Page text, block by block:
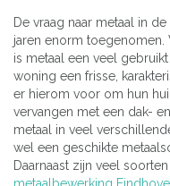
De vraag naar metaal in
jaren enorm
is metaal een veel
woning een frisse,
er hierom voor om hun
vervangen met een dak-
metaal in veel
wel een geschikte
Daarnaast zijn veel